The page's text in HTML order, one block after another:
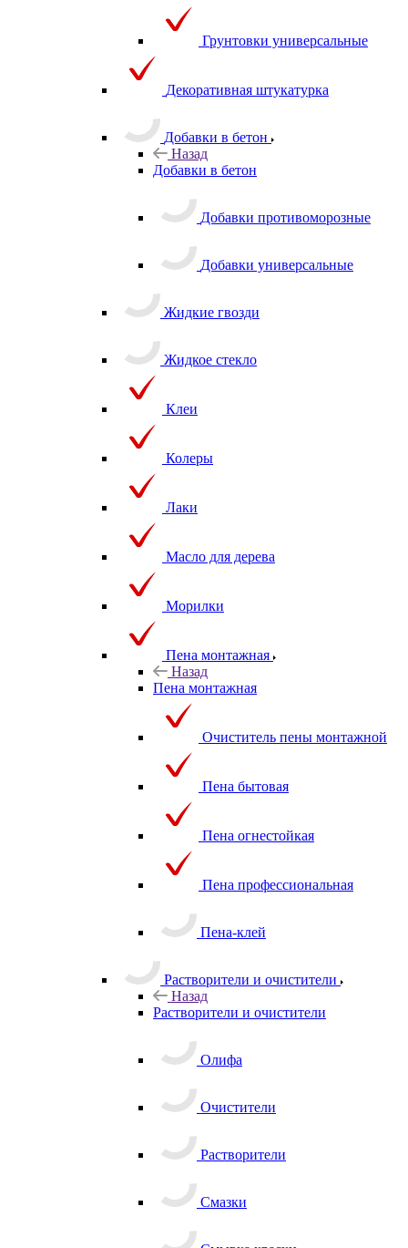
Грунтовки универсальные
Декоративная штукатурка
Добавки в бетон
Назад
Добавки в бетон
Добавки противоморозные
Добавки универсальные
Жидкие гвозди
Жидкое стекло
Клеи
Колеры
Лаки
Масло для дерева
Морилки
Пена монтажная
Назад
Пена монтажная
Очиститель пены монтажной
Пена бытовая
Пена огнестойкая
Пена профессиональная
Пена-клей
Растворители и очистители
Назад
Растворители и очистители